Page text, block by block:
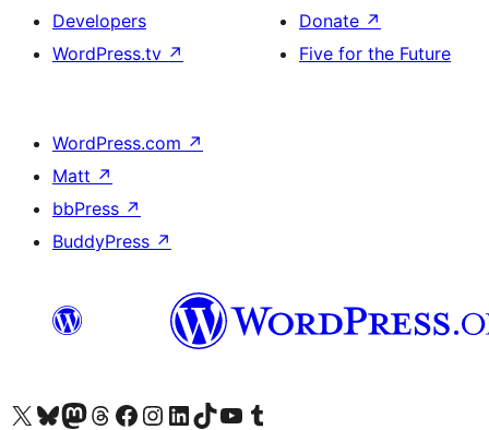
Developers
WordPress.tv ↗
Donate ↗
Five for the Future
WordPress.com ↗
Matt ↗
bbPress ↗
BuddyPress ↗
Visit our X (formerly Twitter) account
Visit our Bluesky account
Visit our Mastodon account
Visit our Threads account
Visit our Facebook page
Visit our Instagram account
Visit our LinkedIn account
Visit our TikTok account
Visit our YouTube channel
Visit our Tumblr account